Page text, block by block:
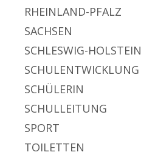
RHEINLAND-PFALZ
SACHSEN
SCHLESWIG-HOLSTEIN
SCHULENTWICKLUNG
SCHÜLERIN
SCHULLEITUNG
SPORT
TOILETTEN